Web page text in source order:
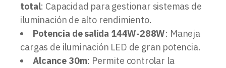
total: Capacidad para gestionar sistemas de
iluminación de alto rendimiento.
Potencia de salida 144W-288W: Maneja
cargas de iluminación LED de gran potencia.
Alcance 30m: Permite controlar la